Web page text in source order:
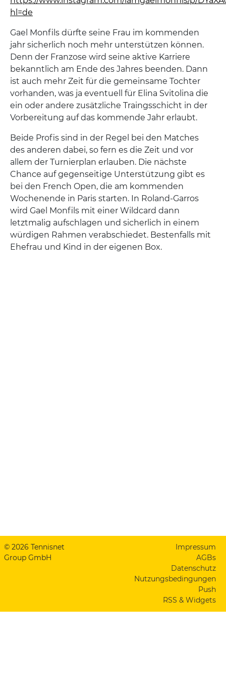
hl=de
Gael Monfils dürfte seine Frau im kommenden
jahr sicherlich noch mehr unterstützen können.
Denn der Franzose wird seine aktive Karriere
bekanntlich am Ende des Jahres beenden. Dann
ist auch mehr Zeit für die gemeinsame Tochter
vorhanden, was ja eventuell für Elina Svitolina die
ein oder andere zusätzliche Traingsschicht in der
Vorbereitung auf das kommende Jahr erlaubt.
Beide Profis sind in der Regel bei den Matches
des anderen dabei, so fern es die Zeit und vor
allem der Turnierplan erlauben. Die nächste
Chance auf gegenseitige Unterstützung gibt es
bei den French Open, die am kommenden
Wochenende in Paris starten. In Roland-Garros
wird Gael Monfils mit einer Wildcard dann
letztmalig aufschlagen und sicherlich in einem
würdigen Rahmen verabschiedet. Bestenfalls mit
Ehefrau und Kind in der eigenen Box.
© 2026 Tennisnet
Group GmbH
Impressum
AGBs
Datenschutz
Nutzungsbedingungen
Push
RSS & Widgets